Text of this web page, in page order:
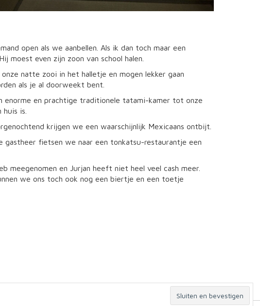
open als we aanbellen. Als ik dan toch maar een
moest even zijn zoon van school halen.
natte zooi in het halletje en mogen lekker gaan
als je al doorweekt bent.
enorme en prachtige traditionele tatami-kamer tot onze
is.
krijgen we een waarschijnlijk Mexicaans ontbijt.
gastheer fietsen we naar een tonkatsu-restaurantje een
meegenomen en Jurjan heeft niet heel veel cash meer.
we ons toch ook nog een biertje en een toetje